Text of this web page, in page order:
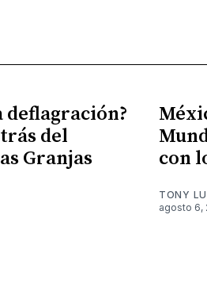
deflagración?
del
Granjas
con
TONY
agosto 6,